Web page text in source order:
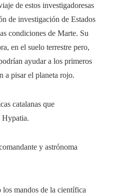
de estos investigadoresas
de investigación de Estados
condiciones de Marte. Su
en el suelo terrestre pero,
ayudar a los primeros
a pisar el planeta rojo.
catalanas que
Hypatia.
y astrónoma
los mandos de la científica